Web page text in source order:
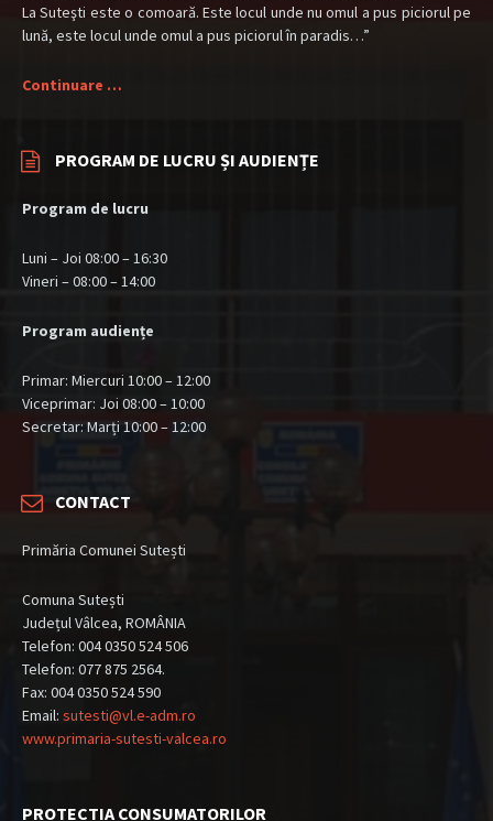
La Suteşti este o comoară. Este locul unde nu omul a pus piciorul pe
lună, este locul unde omul a pus piciorul în paradis…”
Continuare …
PROGRAM DE LUCRU ȘI AUDIENȚE
Program de lucru
Luni – Joi 08:00 – 16:30
Vineri – 08:00 – 14:00
Program audiențe
Primar: Miercuri 10:00 – 12:00
Viceprimar: Joi 08:00 – 10:00
Secretar: Marți 10:00 – 12:00
CONTACT
Primăria Comunei Sutești
Comuna Sutești
Județul Vâlcea, ROMÂNIA
Telefon: 004 0350 524 506
Telefon: 077 875 2564.
Fax: 004 0350 524 590
Email: sutesti@vl.e-adm.ro
www.primaria-sutesti-valcea.ro
PROTECTIA CONSUMATORILOR